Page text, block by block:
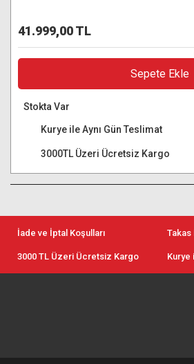
41.999,00 TL
Sepete Ekle
Stokta Var
Kurye ile Aynı Gün Teslimat
3000TL Üzeri Ücretsiz Kargo
İade ve İptal Koşulları Takas
3000 TL Üzeri Ücretsiz Kargo Kurye